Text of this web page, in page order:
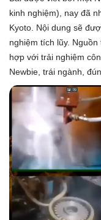
kinh nghiệm), nay đã
Kyoto. Nội dung sẽ
nghiệm tích lũy.
hợp với trải nghiệm
Newbie, trái ngành,